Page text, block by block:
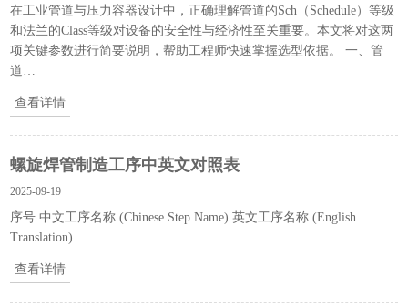
在工业管道与压力容器设计中，正确理解管道的Sch（Schedule）等级
和法兰的Class等级对设备的安全性与经济性至关重要。本文将对这两
项关键参数进行简要说明，帮助工程师快速掌握选型依据。 一、管
道…
查看详情
螺旋焊管制造工序中英文对照表
2025-09-19
序号 中文工序名称 (Chinese Step Name) 英文工序名称 (English
Translation) …
查看详情